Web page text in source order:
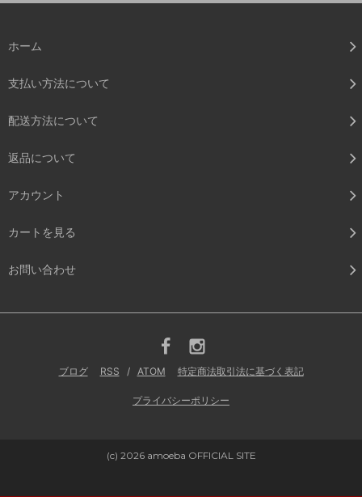
ホーム
支払い方法について
配送方法について
返品について
アカウント
カートを見る
お問い合わせ
ブログ RSS / ATOM 特定商法取引法に基づく表記
プライバシーポリシー
(c) 2026 amoeba OFFICIAL SITE